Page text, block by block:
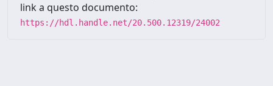
link a questo documento:
https://hdl.handle.net/20.500.12319/24002